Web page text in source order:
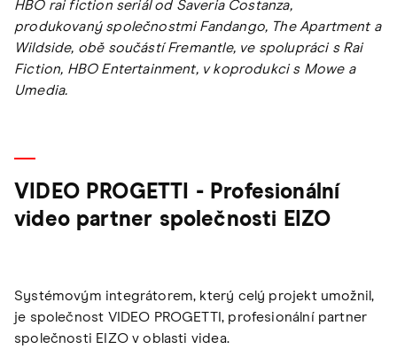
HBO rai fiction seriál od Saveria Costanza,
produkovaný společnostmi Fandango, The Apartment a
Wildside, obě součástí Fremantle, ve spolupráci s Rai
Fiction, HBO Entertainment, v koprodukci s Mowe a
Umedia.
VIDEO PROGETTI - Profesionální
video partner společnosti EIZO
Systémovým integrátorem, který celý projekt umožnil,
je společnost VIDEO PROGETTI, profesionální partner
společnosti EIZO v oblasti videa.